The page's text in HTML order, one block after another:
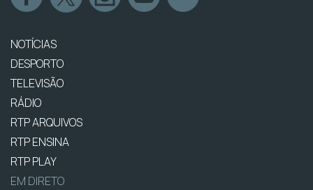
NOTÍCIAS
DESPORTO
TELEVISÃO
RÁDIO
RTP ARQUIVOS
RTP ENSINA
RTP PLAY
EM DIRETO